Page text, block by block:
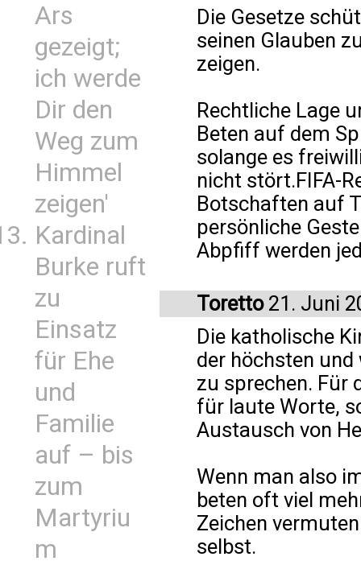
Ars
gezeigt;
ich werde
Dir den
Weg zum
Himmel
zeigen'
Kardinal
Burke ruft
zu
Einsatz
für Ehe
und
Familie
auf – bis
zum
Martyriu
m
Die Gesetze
seinen Glauben
zeigen.
Rechtliche Lage
Beten auf dem
solange es
nicht stört.FIFA-
Botschaften auf
persönliche
Abpfiff werden
Toretto21. Juni
Die katholische
der höchsten
zu sprechen. Für
für laute Worte,
Austausch von
Wenn man also
beten oft viel
Zeichen
selbst.